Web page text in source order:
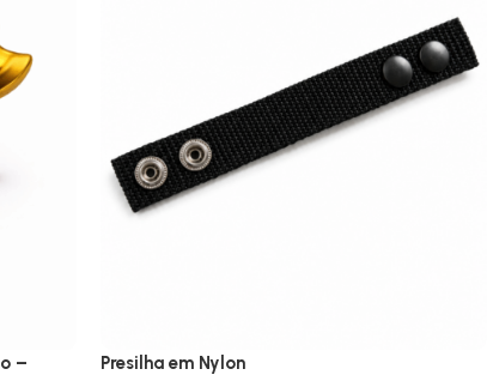
–
Presilha em Nylon